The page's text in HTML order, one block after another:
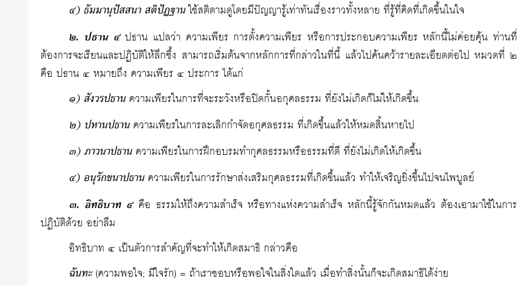
๔) ธัมมานุปัสสนา สติปัฏฐานใช้สติตามดูโดยมีปัญญารู้เท่าทันเรื่องราวทั้งหลาย ที่รู้ที่คิดที่เกิดขึ้นในใจ
๒. ปธาน ๔ปธาน แปลว่า ความเพียร การตั้งความเพียร หรือการประกอบความเพียร หลักนี้ไม่ค่อยคุ้น ท่านที่
ต้องการจะเรียนและปฏิบัติให้ลึกซึ้ง สามารถเริ่มต้นจากหลักการที่กล่าวในที่นี้ แล้วไปค้นคว้ารายละเอียดต่อไป หมวดที่ ๒
คือ ปธาน ๔ หมายถึง ความเพียร ๔ ประการ ได้แก่
๑) สังวรปธานความเพียรในการที่จะระวังหรือปิดกั้นอกุศลธรรม ที่ยังไม่เกิดก็ไม่ให้เกิดขึ้น
๒) ปหานปธานความเพียรในการละเลิกกำจัดอกุศลธรรม ที่เกิดขึ้นแล้วให้หมดสิ้นหายไป
๓) ภาวนาปธานความเพียรในการฝึกอบรมทำกุศลธรรมหรือธรรมที่ดี ที่ยังไม่เกิดให้เกิดขึ้น
๔) อนุรักขนาปธานความเพียรในการรักษาส่งเสริมกุศลธรรมที่เกิดขึ้นแล้ว ทำให้เจริญยิ่งขึ้นไปจนไพบูลย์
๓. อิทธิบาท ๔คือ ธรรมให้ถึงความสำเร็จ หรือทางแห่งความสำเร็จ หลักนี้รู้จักกันหมดแล้ว ต้องเอามาใช้ในการ
ปฏิบัติด้วย อย่าลืม
อิทธิบาท ๔ เป็นตัวการสำคัญที่จะทำให้เกิดสมาธิ กล่าวคือ
ฉันทะ(ความพอใจ; มีใจรัก) = ถ้าเราชอบหรือพอใจในสิ่งใดแล้ว เมื่อทำสิ่งนั้นก็จะเกิดสมาธิได้ง่าย